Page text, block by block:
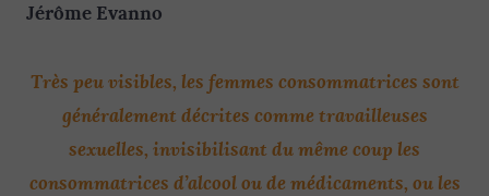
Jérôme Evanno
Très peu visibles, les femmes consommatrices sont
généralement décrites comme travailleuses
sexuelles, invisibilisant du même coup les
consommatrices d’alcool ou de médicaments, ou les